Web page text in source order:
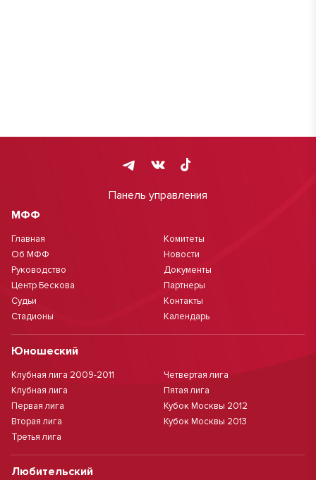
Панель управления
МФФ
Главная
Об МФФ
Руководство
Центр Бескова
Судьи
Стадионы
Комитеты
Новости
Документы
Партнеры
Контакты
Календарь
Юношеский
Клубная лига 2009-2011
Клубная лига
Первая лига
Вторая лига
Третья лига
Четвертая лига
Пятая лига
Кубок Москвы 2012
Кубок Москвы 2013
Любительский